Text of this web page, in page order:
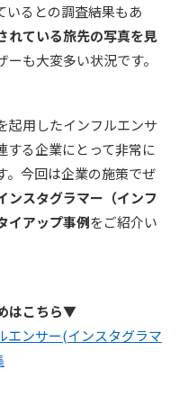
いるとの調査結果もあ
ている旅先の写真を見
ーも大変多い状況です。
起用したインフルエンサ
する企業にとって非常に
。今回は企業の施策でぜ
ンスタグラマー（インフ
イアップ事例をご紹介い
はこちら▼
エンサー(インスタグラマ